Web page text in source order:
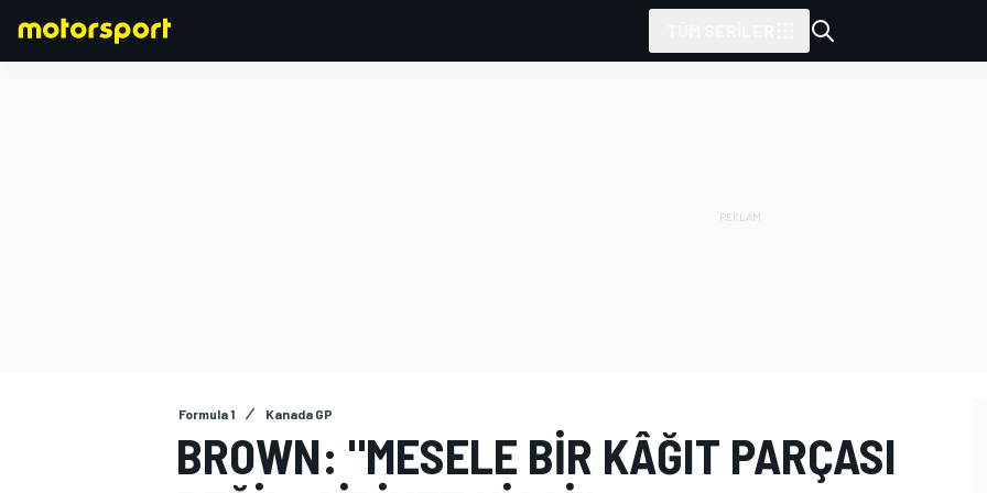
Formula 1 Kanada GP
BROWN: "MESELE BIR KÂĞIT PARÇASI